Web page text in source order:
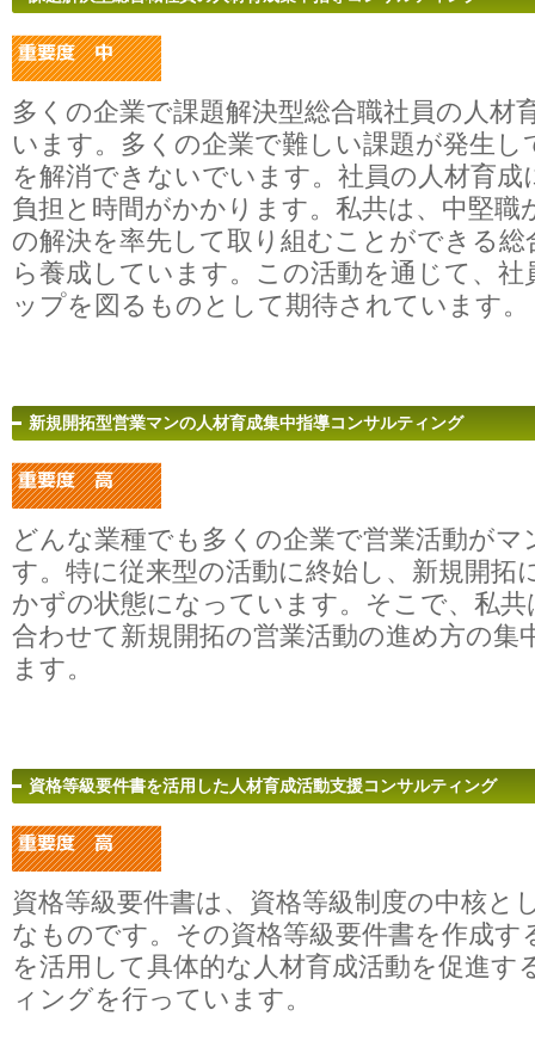
多くの企業で課題解決型総合職社員の人材
います。多くの企業で難しい課題が発生
を解消できないでいます。社員の人材育成
負担と時間がかかります。私共は、中堅職
の解決を率先して取り組むことができる総
ら養成しています。この活動を通じて、
ップを図るものとして期待されています。
新規開拓型営業マンの人材育成集中指導コンサルティング
どんな業種でも多くの企業で営業活動が
す。特に従来型の活動に終始し、新規開拓
かずの状態になっています。そこで、私
合わせて新規開拓の営業活動の進め方の集
ます。
資格等級要件書を活用した人材育成活動支援コンサルティング
資格等級要件書は、資格等級制度の中核と
なものです。その資格等級要件書を作成
を活用して具体的な人材育成活動を促進す
ィングを行っています。